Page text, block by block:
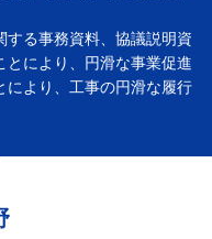
する事務資料、協議説明資
とにより、円滑な事業促進
により、工事の円滑な履行